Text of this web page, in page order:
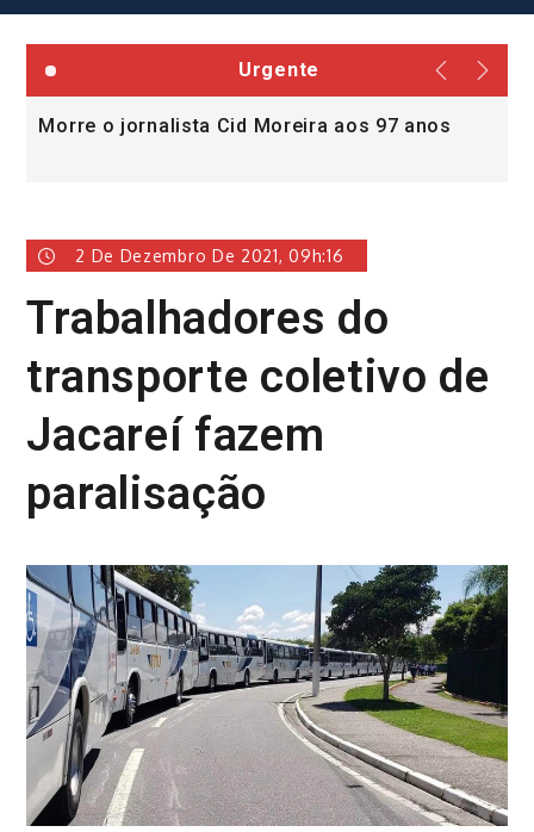
Urgente
Morre o jornalista Cid Moreira aos 97 anos
2 De Dezembro De 2021, 09h:16
Trabalhadores do
transporte coletivo de
Jacareí fazem
paralisação